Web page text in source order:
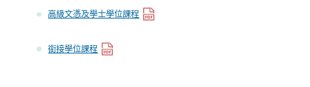
高級文憑及學士學位課程
銜接學位課程